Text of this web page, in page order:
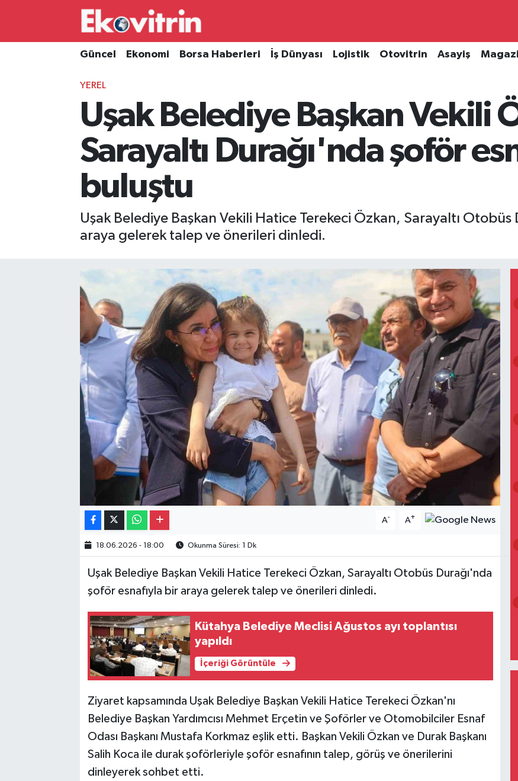
Güncel Ekonomi Borsa Haberleri İş Dünyası Lojistik Otovitrin Asayiş
YEREL
Uşak Belediye Başkan Vekili
Sarayaltı Durağı'nda şoför
buluştu
Uşak Belediye Başkan Vekili Hatice Terekeci Özkan, Sarayaltı
araya gelerek talep ve önerileri dinledi.
A- A+
18.06.2026 - 18:00 Okunma Süresi: 1 Dk
Uşak Belediye Başkan Vekili Hatice Terekeci Özkan, Sarayaltı Otobüs Durağı'nda
şoför esnafıyla bir araya gelerek talep ve önerileri dinledi.
Kütahya Belediye Meclisi Ağustos ayı toplantısı
yapıldı
İçeriği Görüntüle
Ziyaret kapsamında Uşak Belediye Başkan Vekili Hatice Terekeci Özkan'nı
Belediye Başkan Yardımcısı Mehmet Erçetin ve Şoförler ve Otomobilciler Esnaf
Odası Başkanı Mustafa Korkmaz eşlik etti. Başkan Vekili Özkan ve Durak Başkanı
Salih Koca ile durak şoförleriyle şoför esnafının talep, görüş ve önerilerini
dinleyerek sohbet etti.
Güncel
Borsa Haberleri
Gayrimenkul
Hava Durumu
Süper Lig Puan Durumu ve Fikstür
Tüm Manşetler
Son Dakika Haberleri
Haber Arşivi